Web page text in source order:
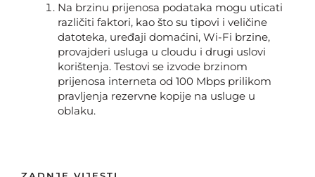
Na brzinu prijenosa podataka mogu uticati
različiti faktori, kao što su tipovi i veličine
datoteka, uređaji domaćini, Wi-Fi brzine,
provajderi usluga u cloudu i drugi uslovi
korištenja. Testovi se izvode brzinom
prijenosa interneta od 100 Mbps prilikom
pravljenja rezervne kopije na usluge u
oblaku.